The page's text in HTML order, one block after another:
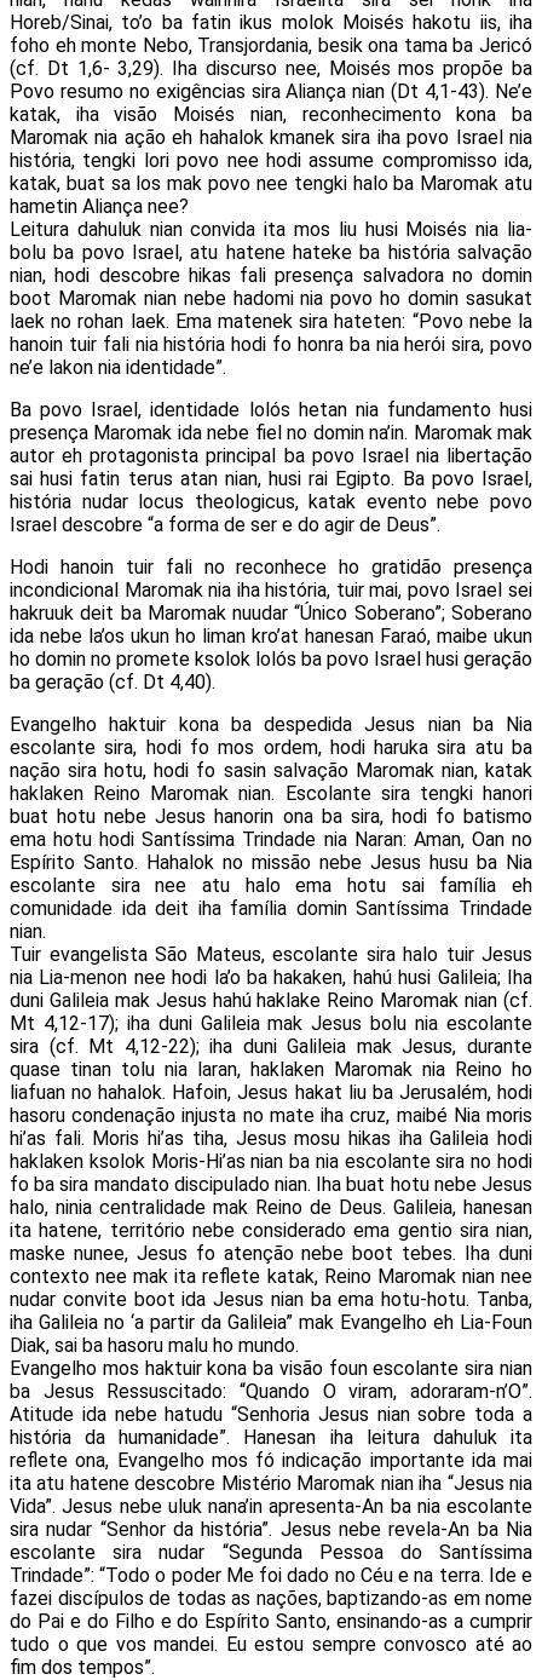
Horeb/Sinai, to’o ba fatin ikus molok Moisés hakotu iis, iha
foho eh monte Nebo, Transjordania, besik ona tama ba Jericó
(cf. Dt 1,6- 3,29). Iha discurso nee, Moisés mos propõe ba
Povo resumo no exigências sira Aliança nian (Dt 4,1-43). Ne’e
katak, iha visão Moisés nian, reconhecimento kona ba
Maromak nia ação eh hahalok kmanek sira iha povo Israel nia
história, tengki lori povo nee hodi assume compromisso ida,
katak, buat sa los mak povo nee tengki halo ba Maromak atu
hametin Aliança nee?
Leitura dahuluk nian convida ita mos liu husi Moisés nia lia-
bolu ba povo Israel, atu hatene hateke ba história salvação
nian, hodi descobre hikas fali presença salvadora no domin
boot Maromak nian nebe hadomi nia povo ho domin sasukat
laek no rohan laek. Ema matenek sira hateten: “Povo nebe la
hanoin tuir fali nia história hodi fo honra ba nia herói sira, povo
ne’e lakon nia identidade”.
Ba povo Israel, identidade lolós hetan nia fundamento husi
presença Maromak ida nebe fiel no domin na’in. Maromak mak
autor eh protagonista principal ba povo Israel nia libertação
sai husi fatin terus atan nian, husi rai Egipto. Ba povo Israel,
história nudar locus theologicus, katak evento nebe povo
Israel descobre “a forma de ser e do agir de Deus”.
Hodi hanoin tuir fali no reconhece ho gratidão presença
incondicional Maromak nia iha história, tuir mai, povo Israel sei
hakruuk deit ba Maromak nuudar “Único Soberano”; Soberano
ida nebe la’os ukun ho liman kro’at hanesan Faraó, maibe ukun
ho domin no promete ksolok lolós ba povo Israel husi geração
ba geração (cf. Dt 4,40).
Evangelho haktuir kona ba despedida Jesus nian ba Nia
escolante sira, hodi fo mos ordem, hodi haruka sira atu ba
nação sira hotu, hodi fo sasin salvação Maromak nian, katak
haklaken Reino Maromak nian. Escolante sira tengki hanori
buat hotu nebe Jesus hanorin ona ba sira, hodi fo batismo
ema hotu hodi Santíssima Trindade nia Naran: Aman, Oan no
Espírito Santo. Hahalok no missão nebe Jesus husu ba Nia
escolante sira nee atu halo ema hotu sai família eh
comunidade ida deit iha família domin Santíssima Trindade
nian.
Tuir evangelista São Mateus, escolante sira halo tuir Jesus
nia Lia-menon nee hodi la’o ba hakaken, hahú husi Galileia; Iha
duni Galileia mak Jesus hahú haklake Reino Maromak nian (cf.
Mt 4,12-17); iha duni Galileia mak Jesus bolu nia escolante
sira (cf. Mt 4,12-22); iha duni Galileia mak Jesus, durante
quase tinan tolu nia laran, haklaken Maromak nia Reino ho
liafuan no hahalok. Hafoin, Jesus hakat liu ba Jerusalém, hodi
hasoru condenação injusta no mate iha cruz, maibé Nia moris
hi’as fali. Moris hi’as tiha, Jesus mosu hikas iha Galileia hodi
haklaken ksolok Moris-Hi’as nian ba nia escolante sira no hodi
fo ba sira mandato discipulado nian. Iha buat hotu nebe Jesus
halo, ninia centralidade mak Reino de Deus. Galileia, hanesan
ita hatene, território nebe considerado ema gentio sira nian,
maske nunee, Jesus fo atenção nebe boot tebes. Iha duni
contexto nee mak ita reflete katak, Reino Maromak nian nee
nudar convite boot ida Jesus nian ba ema hotu-hotu. Tanba,
iha Galileia no ‘a partir da Galileia” mak Evangelho eh Lia-Foun
Diak, sai ba hasoru malu ho mundo.
Evangelho mos haktuir kona ba visão foun escolante sira nian
ba Jesus Ressuscitado: “Quando O viram, adoraram-n’O”.
Atitude ida nebe hatudu “Senhoria Jesus nian sobre toda a
história da humanidade”. Hanesan iha leitura dahuluk ita
reflete ona, Evangelho mos fó indicação importante ida mai
ita atu hatene descobre Mistério Maromak nian iha “Jesus nia
Vida”. Jesus nebe uluk nana’in apresenta-An ba nia escolante
sira nudar “Senhor da história”. Jesus nebe revela-An ba Nia
escolante sira nudar “Segunda Pessoa do Santíssima
Trindade”: “Todo o poder Me foi dado no Céu e na terra. Ide e
fazei discípulos de todas as nações, baptizando-as em nome
do Pai e do Filho e do Espírito Santo, ensinando-as a cumprir
tudo o que vos mandei. Eu estou sempre convosco até ao
fim dos tempos”.